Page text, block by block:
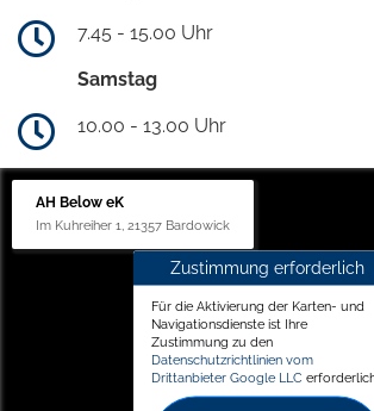
7.45 - 15.00 Uhr
Samstag
10.00 - 13.00 Uhr
AH Below eK
Im Kuhreiher 1, 21357 Bardowick
Zustimmung erforderlich
Für die Aktivierung der Karten- und
Navigationsdienste ist Ihre
Zustimmung zu den
Datenschutzrichtlinien vom
Drittanbieter Google LLC